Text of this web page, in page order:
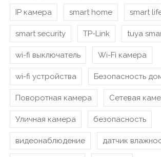
IP камера smart home smart
smart security TP-Link tuya
wi-fi выключатель Wi-Fi камера
wi-fi устройства Безопасность
Поворотная камера Сетевая
Уличная камера безопасность
видеонаблюдение датчик